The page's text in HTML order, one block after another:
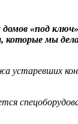
«под
мы